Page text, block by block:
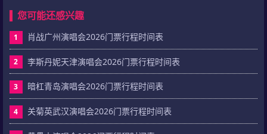
您可能还感兴趣
1 肖战广州演唱会2026门票行程时间表
2 李斯丹妮天津演唱会2026门票行程时间表
3 暗杠青岛演唱会2026门票行程时间表
4 关菊英武汉演唱会2026门票行程时间表